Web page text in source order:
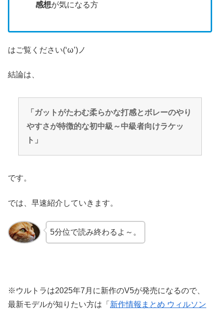
感想が気になる方
はご覧ください(‘ω’)ノ
結論は、
「ガットがたわむ柔らかな打感とボレーのやり
やすさが特徴的な初中級～中級者向けラケッ
ト」
です。
では、早速紹介していきます。
5分位で読み終わるよ～。
※ウルトラは2025年7月に新作のV5が発売になるので、
最新モデルが知りたい方は「 新作情報まとめ ウィルソン